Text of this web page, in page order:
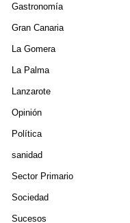
Gastronomía
Gran Canaria
La Gomera
La Palma
Lanzarote
Opinión
Política
sanidad
Sector Primario
Sociedad
Sucesos